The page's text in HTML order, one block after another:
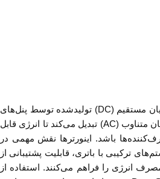
اینورتر دستگاهی است که جریان مستقیم (DC) تولیدشده توسط پنل‌های
خورشیدی یا باتری‌ها را به جریان متناوب (AC) تبدیل می‌کند تا انرژی قابل
باشد. اینورترها نقش مهمی در
ترکیبی با باتری، قابلیت پشتیبانی از
انرژی را فراهم می‌کنند. استفاده از